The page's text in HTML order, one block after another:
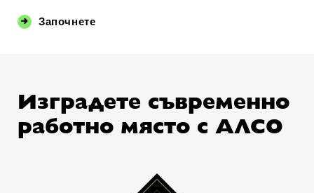
Започнете
Изградете съвременно
работно място с АЛСО